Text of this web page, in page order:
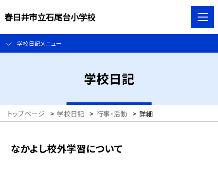
春日井市立石尾台小学校
学校日記メニュー
学校日記
トップページ > 学校日記 > 行事・活動 > 詳細
なかよし校外学習について